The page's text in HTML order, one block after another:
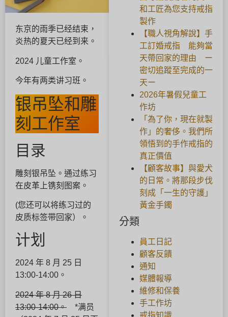
东京的雨季已经结束，
炎热的夏天已经到来。
2024 儿童工作室。
今年有两类讲习班。
银吊坠和雕
刻工作室
目录
雕刻银吊坠。通过练习
在皮革上镌刻图案。
(您还可以将练习过的
皮质标签带回家）。
计划
2024 年 8 月 25 日
13:00-14:00。
2024 年 8 月 26 日
13:00-14:00。 *满员
和工匠為您支持戒指
製作
【職人視角解說】手
工訂婚戒指 能夠當
天帶回家的理由 ー
密切追蹤至完成的一
天ー
2026年暑假兒童工
作坊
「為了你，現在就製
作」的奢侈。我們所
領悟到的手作戒指的
真正價值
【顧客故事】與愛犬
的日常。將那段步伐
刻成「一生的守護」
黃金手鐲
分類
員工日記
顧客反饋
通知
媒體報導
維修和保養
手工作坊
戒指知識